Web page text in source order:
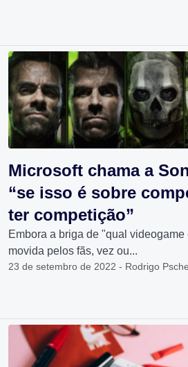
Microsoft chama a
“se isso é sobre
ter competição”
Embora a briga de "qual
movida pelos fãs, vez ou...
23 de setembro de 2022 - Rodrigo